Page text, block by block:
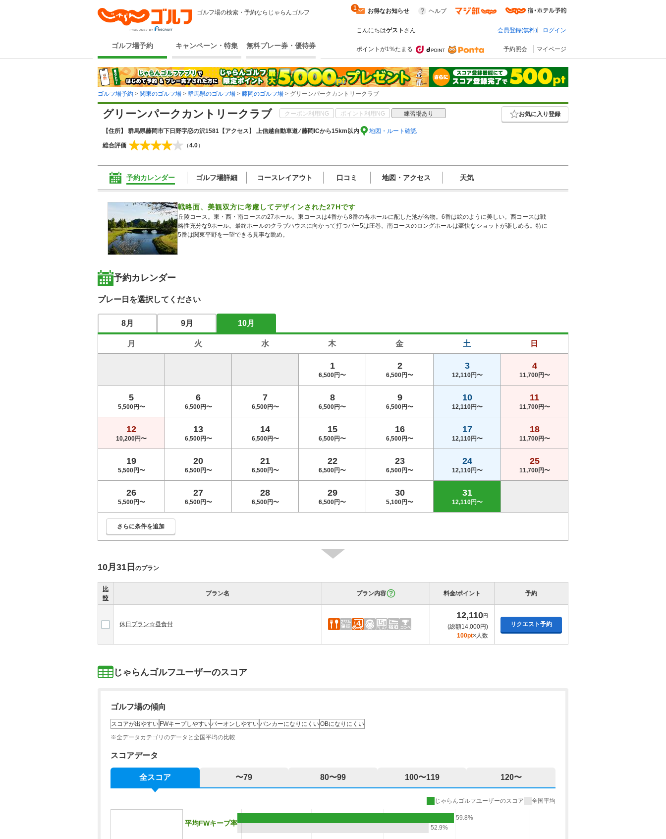
ゴルフ場の検索・予約ならじゃらんゴルフ
ゴルフ場予約 キャンペーン・特集 無料プレー券・優待券
お得なお知らせ
1 ヘルプ
こんにちはゲスト さん 会員登録(無料) ログイン
ポイントが1%たまる 予約照会 マイページ
ゴルフ場予約 > 関東のゴルフ場 > 群馬県のゴルフ場 > 藤岡のゴルフ場 > グリーンパークカントリークラブ
グリーンパークカントリークラブ クーポン利用NG ポイント利用NG 練習場あり お気に入り登録
【住所】 群馬県藤岡市下日野字恋の沢1581 【アクセス】 上信越自動車道 ⁄ 藤岡ICから15km以内 地図・ルート確認
総合評価 （4.0）
予約カレンダー ゴルフ場詳細 コースレイアウト 口コミ 地図・アクセス 天気
戦略面、美観双方に考慮してデザインされた27Hです
丘陵コース。東・西・南コースの27ホール。東コースは4番から8番の各ホールに配した池が名物。6番は絵のように美しい。西コースは戦
略性充分な9ホール。最終ホールのクラブハウスに向かって打つパー5は圧巻。南コースのロングホールは豪快なショットが楽しめる。特に
5番は関東平野を一望できる見事な眺め。
予約カレンダー
プレー日を選択してください
8月 9月 10月
月 火 水 木 金 土 日
1
6,500円〜
2
6,500円〜
3
12,110円〜
4
11,700円〜
5
5,500円〜
6
6,500円〜
7
6,500円〜
8
6,500円〜
9
6,500円〜
10
12,110円〜
11
11,700円〜
12
10,200円〜
13
6,500円〜
14
6,500円〜
15
6,500円〜
16
6,500円〜
17
12,110円〜
18
11,700円〜
19
5,500円〜
20
6,500円〜
21
6,500円〜
22
6,500円〜
23
6,500円〜
24
12,110円〜
25
11,700円〜
26
5,500円〜
27
6,500円〜
28
6,500円〜
29
6,500円〜
30
5,100円〜
31
12,110円〜
さらに条件を追加
10月31日 のプラン
比
較
プラン名 プラン内容 料金/ポイント 予約
休日プラン☆昼食付
12,110円
(総額14,000円)
100pt×人数
リクエスト予約
じゃらんゴルフユーザーのスコア
ゴルフ場の傾向
スコアが出やすい FWキープしやすいパーオンしやすいバンカーになりにくいOBになりにくい
※全データカテゴリのデータと全国平均の比較
スコアデータ
全スコア 〜79 80〜99 100〜119 120〜
じゃらんゴルフユーザーのスコア 全国平均
平均FWキープ率
59.8%
52.9%